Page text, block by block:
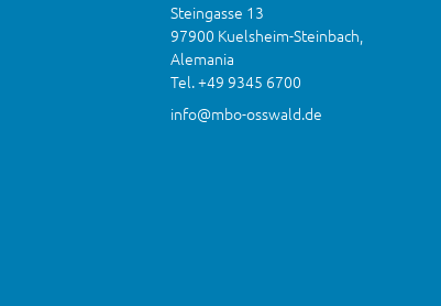
Steingasse 13
97900 Kuelsheim-Steinbach,
Alemania
Tel. +49 9345 6700
info@mbo-osswald.de